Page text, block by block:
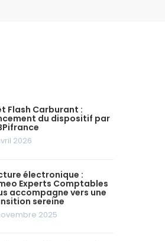
Flash Carburant :
du dispositif par
2026
électronique :
Experts Comptables
accompagne vers une
sereine
2025